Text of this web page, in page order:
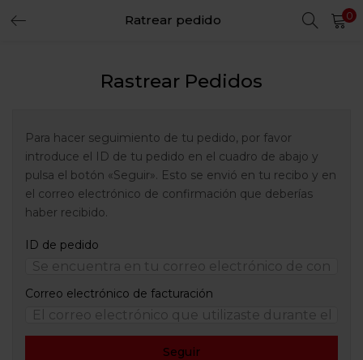
Ratrear pedido 0
Rastrear Pedidos
Para hacer seguimiento de tu pedido, por favor
introduce el ID de tu pedido en el cuadro de abajo y
pulsa el botón «Seguir». Esto se envió en tu recibo y en
el correo electrónico de confirmación que deberías
haber recibido.
ID de pedido
Correo electrónico de facturación
Seguir
REGISTER
Enter your username and password to login.
Remember me
Login